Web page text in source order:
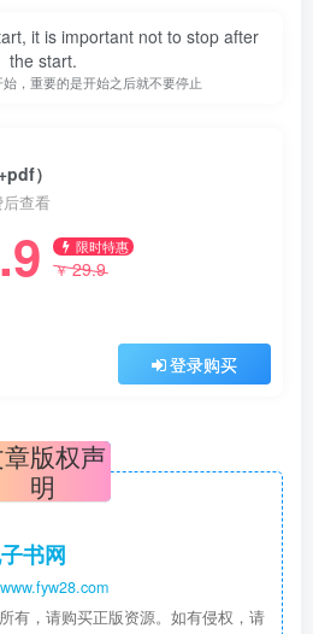
it is important not to stop after
the start.
，重要的是开始之后就不要停止
）
查看
限时特惠
￥29.9
登录购买
版权声
明
书网
有，请购买正版资源。如有侵权，请